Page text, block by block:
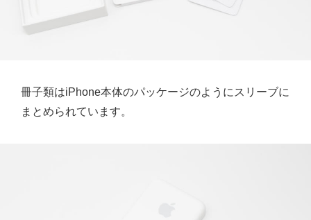
冊子類はiPhone本体のパッケージのようにスリーブに
まとめられています。